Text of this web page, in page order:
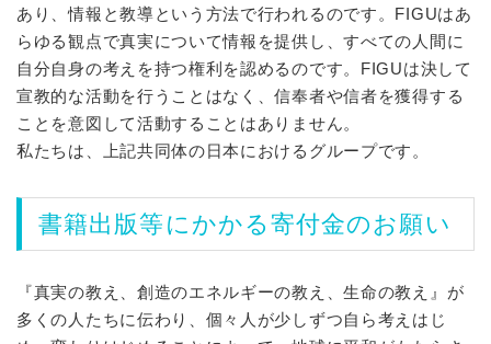
2025.12.30
ダウンロードのコンタクト記録ページにて、「 第
920回コンタクト」を追加しました。
2025.10.3
ダウンロードのコンタクト記録ページにて、「
2025.9.20
「FL-J Newsletter_第31号」ダウンロード可能で
す。
2025.8.22
あり、情報と教導という方法で行われるのです。FIGUはあ
らゆる観点で真実について情報を提供し、すべての人間に
自分自身の考えを持つ権利を認めるのです。FIGUは決して
宣教的な活動を行うことはなく、信奉者や信者を獲得する
ことを意図して活動することはありません。
私たちは、上記共同体の日本におけるグループです。
書籍出版等にかかる寄付金のお願い
『真実の教え、創造のエネルギーの教え、生命の教え』が
多くの人たちに伝わり、個々人が少しずつ自ら考えはじ